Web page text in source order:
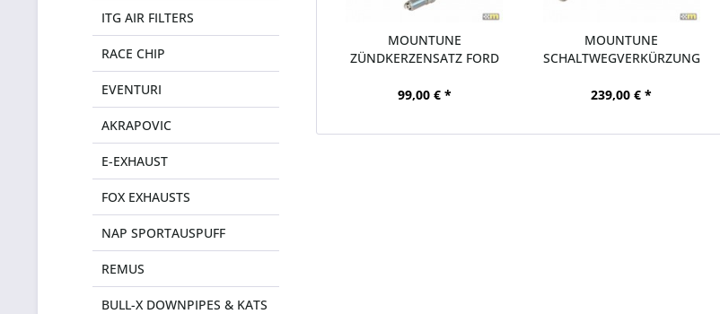
ITG AIR FILTERS
RACE CHIP
EVENTURI
AKRAPOVIC
E-EXHAUST
FOX EXHAUSTS
NAP SPORTAUSPUFF
REMUS
BULL-X DOWNPIPES & KATS
MOUNTUNE
ZÜNDKERZENSATZ FORD
99,00 € *
MOUNTUNE
SCHALTWEGVERKÜRZUNG
239,00 € *